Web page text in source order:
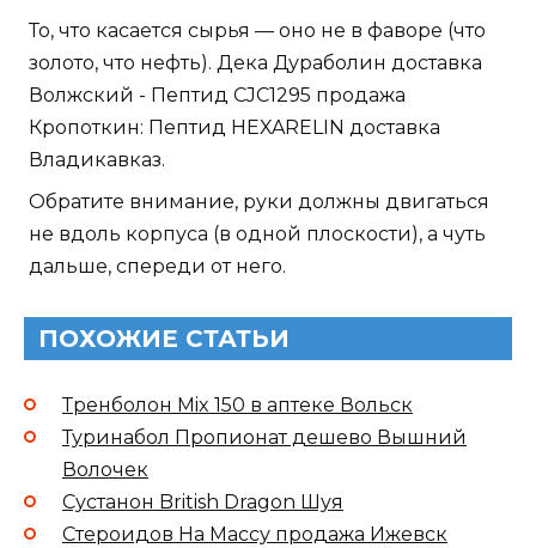
То, что касается сырья — оно не в фаворе (что
золото, что нефть). Дека Дураболин доставка
Волжский - Пептид CJC1295 продажа
Кропоткин: Пептид HEXARELIN доставка
Владикавказ.
Обратите внимание, руки должны двигаться
не вдоль корпуса (в одной плоскости), а чуть
дальше, спереди от него.
ПОХОЖИЕ СТАТЬИ
Тренболон Mix 150 в аптеке Вольск
Туринабол Пропионат дешево Вышний
Волочек
Сустанон British Dragon Шуя
Стероидов На Массу продажа Ижевск